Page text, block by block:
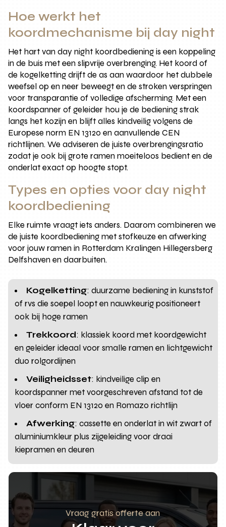
Hoe werkt het
koordmechanisme bij day night
Het hart van day night koordbediening is een koppeling
in de buis met een slipvrije overbrenging. Het koord of
de kogelketting drijft de as aan waardoor het dubbele
weefsel op en neer beweegt en de stroken verspringen
voor transparantie of volledige afscherming. Met een
koordspanner of geleider hou je de bediening strak
langs het kozijn en blijft alles kindveilig volgens de
Europese norm EN 13120 en aanvullende CEN
richtlijnen. We adviseren de juiste overbrengingsratio
zodat je ook bij grote ramen moeiteloos bedient en de
onderlat exact op hoogte stopt.
Types en opties voor day night
koordbediening
Elke ruimte vraagt iets anders. Daarom combineren we
de juiste koordbediening met stofkeuze en afwerking
voor jouw ramen in Rotterdam Kralingen Hillegersberg
Delfshaven en daarbuiten.
Kogelketting: duurzame bediening in kunststof
of rvs die soepel loopt en nauwkeurig positioneert
ook bij hoge ramen
Trekkoord: klassiek koord met koordgewicht
en geleider ideaal voor smalle ramen en lichtgewicht
duo rolgordijnen
Veiligheidsset: kindveilige clip en
koordspanner met voorgeschreven afstand tot de
vloer conform EN 13120 en Romazo richtlijn
Afwerking: cassette en onderlat in wit zwart of
aluminiumkleur plus zijgeleiding voor draai
kiepramen en deuren
Vraag gratis offerte aan